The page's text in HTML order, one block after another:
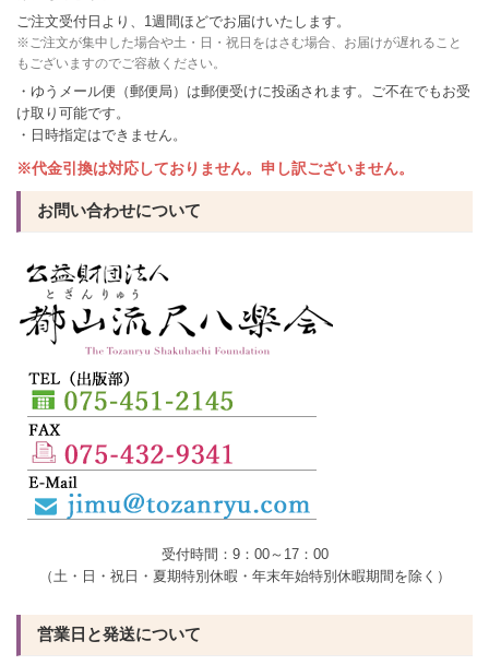
ご注文受付日より、1週間ほどでお届けいたします。
※ご注文が集中した場合や土・日・祝日をはさむ場合、お届けが遅れること
もございますのでご容赦ください。
・ゆうメール便（郵便局）は郵便受けに投函されます。ご不在でもお受
け取り可能です。
・日時指定はできません。
※代金引換は対応しておりません。申し訳ございません。
お問い合わせについて
受付時間：9：00～17：00
（土・日・祝日・夏期特別休暇・年末年始特別休暇期間を除く）
営業日と発送について